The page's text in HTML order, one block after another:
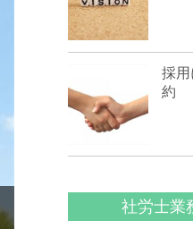
採
約
社労士業